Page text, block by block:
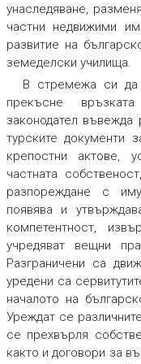
унаследяване,
частни недвижими
развитие на
земеделски училища.
В стремежа си
прекъсне
законодател
турските документи
крепостни актове,
частната
разпореждане с
появява и
компетентност,
учредяват вещни
Разграничени са
уредени са
началото на
Уреждат се
се прехвърля
както и договори за